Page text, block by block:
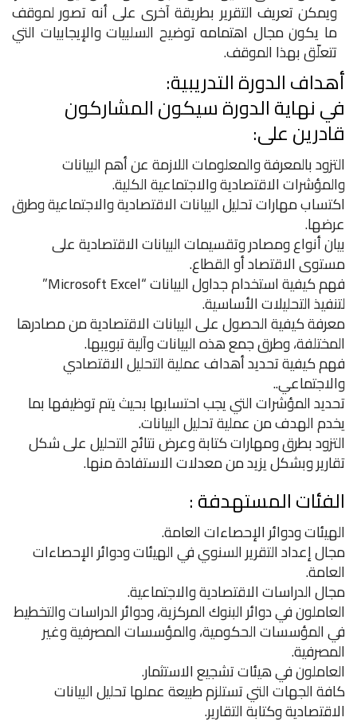
ويمكن تعريف التقرير بطريقة آخرى على أنه تصور لموقف
ما يكون مجال اهتمامه توضيح السلبيات والإيجابيات التي
تتعلّق بهذا الموقف.
أهداف الدورة التدريبية:
في نهاية الدورة سيكون المشاركون
قادرين على:
التزود بالمعرفة والمعلومات اللازمة عن أهم البيانات
والمؤشرات الاقتصادية والاجتماعية الكلية.
اكتساب مهارات تحليل البيانات الاقتصادية والاجتماعية وطرق
عرضها.
بيان أنواع ومصادر وتقسيمات البيانات الاقتصادية على
مستوى الاقتصاد أو القطاع.
فهم كيفية استخدام جداول البيانات “Microsoft Excel”
لتنفيذ التحليلات الأساسية.
معرفة كيفية الحصول على البيانات الاقتصادية من مصادرها
المختلفة، وطرق جمع هذه البيانات وآلية تبويبها.
فهم كيفية تحديد أهداف عملية التحليل الاقتصادي
والاجتماعي..
تحديد المؤشرات التي يجب احتسابها بحيث يتم توظيفها بما
يخدم الهدف من عملية تحليل البيانات.
التزود بطرق ومهارات كتابة وعرض نتائج التحليل على شكل
تقارير وبشكل يزيد من معدلات الاستفادة منها.
الفئات المستهدفة :
الهيئات ودوائر الإحصاءات العامة.
مجال إعداد التقرير السنوي في الهيئات ودوائر الإحصاءات
العامة.
مجال الدراسات الاقتصادية والاجتماعية.
العاملون في دوائر البنوك المركزية، ودوائر الدراسات والتخطيط
في المؤسسات الحكومية، والمؤسسات المصرفية وغير
المصرفية.
العاملون في هيئات تشجيع الاستثمار.
كافة الجهات التي تستلزم طبيعة عملها تحليل البيانات
الاقتصادية وكتابة التقارير.